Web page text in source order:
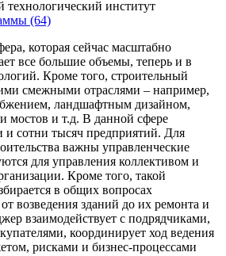
(64)
которая сейчас масштабно
все большие объемы, теперь и в
Кроме того, строительный
смежными отраслями – например,
ландшафтным дизайном,
мостов и т.д. В данной сфере
и сотни тысяч предприятий. Для
важны управленческие
для управления коллективом и
Кроме того, такой
в общих вопросах
возведения зданий до их ремонта и
взаимодействует с подрядчиками,
координирует ход ведения
рисками и бизнес-процессами